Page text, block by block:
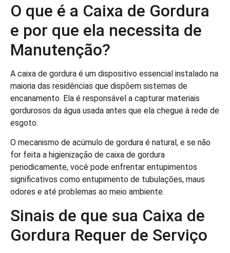
O que é a Caixa de Gordura
e por que ela necessita de
Manutenção?
A caixa de gordura é um dispositivo essencial instalado na
maioria das residências que dispõem sistemas de
encanamento. Ela é responsável a capturar materiais
gordurosos da água usada antes que ela chegue à rede de
esgoto.
O mecanismo de acúmulo de gordura é natural, e se não
for feita a higienização de caixa de gordura
periodicamente, você pode enfrentar entupimentos
significativos como entupimento de tubulações, maus
odores e até problemas ao meio ambiente.
Sinais de que sua Caixa de
Gordura Requer de Serviço